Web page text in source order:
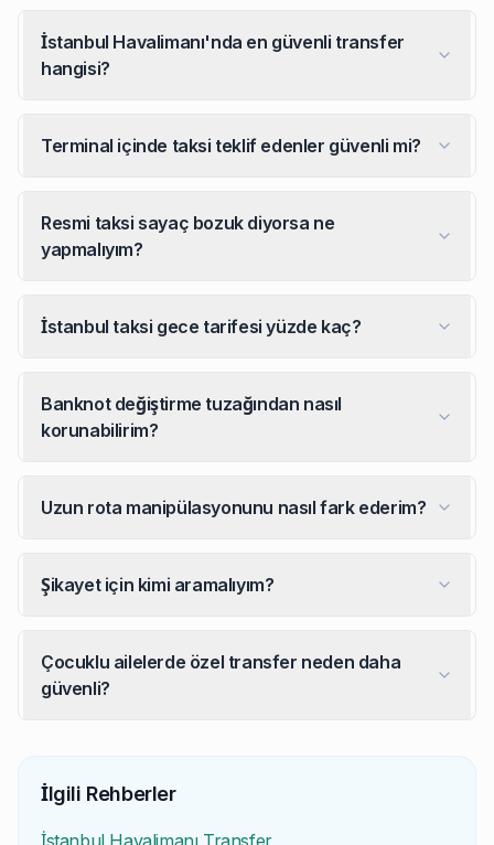
İstanbul Havalimanı'nda en güvenli transfer
hangisi?
Terminal içinde taksi teklif edenler güvenli mi?
Resmi taksi sayaç bozuk diyorsa ne
yapmalıyım?
İstanbul taksi gece tarifesi yüzde kaç?
Banknot değiştirme tuzağından nasıl
korunabilirim?
Uzun rota manipülasyonunu nasıl fark ederim?
Şikayet için kimi aramalıyım?
Çocuklu ailelerde özel transfer neden daha
güvenli?
Önceden rezerve edilen TÜRSAB lisanslı sabit fiyat
İlgili Rehberler
İstanbul Havalimanı Transfer